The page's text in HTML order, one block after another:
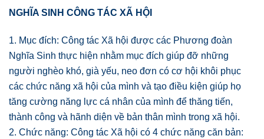
NGHĨA SINH CÔNG TÁC XÃ HỘI
1. Mục đích: Công tác Xã hội được các Phương đoàn
Nghĩa Sinh thực hiện nhằm mục đích giúp đỡ những
người nghèo khó, già yếu, neo đơn có cơ hội khôi phục
các chức năng xã hội của mình và tạo điều kiện giúp họ
tăng cường năng lực cá nhân của mình để thăng tiến,
thành công và hãnh diện về bản thân mình trong xã hội.
2. Chức năng: Công tác Xã hội có 4 chức năng căn bản: